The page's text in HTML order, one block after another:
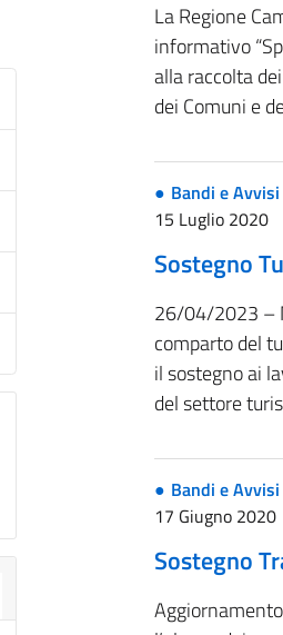
La Regione
informativo
alla raccolta
dei Comuni e
Bandi e Avvisi _
15 Luglio 2020
Sostegno
26/04/2023 –
comparto del
il sostegno ai
del settore
Bandi e Avvisi _
17 Giugno 2020
Sostegno